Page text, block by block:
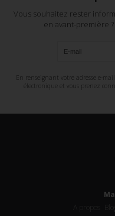
Vous souhaitez rester
en avant-première
En renseignant votre adresse e-
électronique et vous prenez